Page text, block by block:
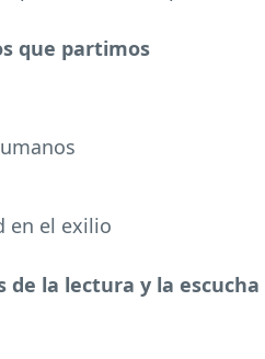
que partimos
en el exilio
de la lectura y la escucha